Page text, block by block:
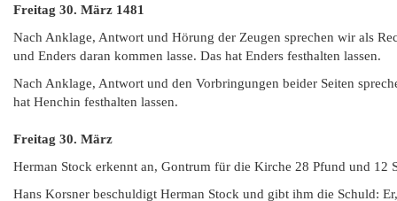
Freitag 30. März 1481
Nach Anklage, Antwort und Hörung der Zeugen sprechen wir als
und Enders daran kommen lasse. Das hat Enders festhalten lassen.
Nach Anklage, Antwort und den Vorbringungen beider Seiten
hat Henchin festhalten lassen.
Freitag 30. März
Herman Stock erkennt an, Gontrum für die Kirche 28 Pfund und
Hans Korsner beschuldigt Herman Stock und gibt ihm die Schuld: